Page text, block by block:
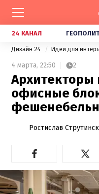
24 КАНАЛ
Дизайн 24 Идеи для
4 марта, 22:50 2
офисные
Ростислав